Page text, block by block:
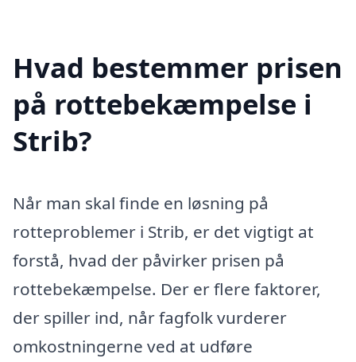
Hvad bestemmer prisen
på rottebekæmpelse i
Strib?
Når man skal finde en løsning på
rotteproblemer i Strib, er det vigtigt at
forstå, hvad der påvirker prisen på
rottebekæmpelse. Der er flere faktorer,
der spiller ind, når fagfolk vurderer
omkostningerne ved at udføre